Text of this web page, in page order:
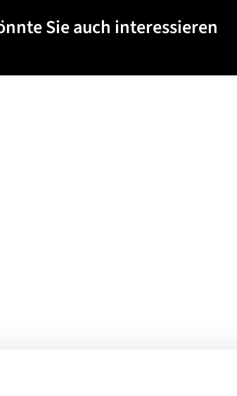
Sie auch interessieren